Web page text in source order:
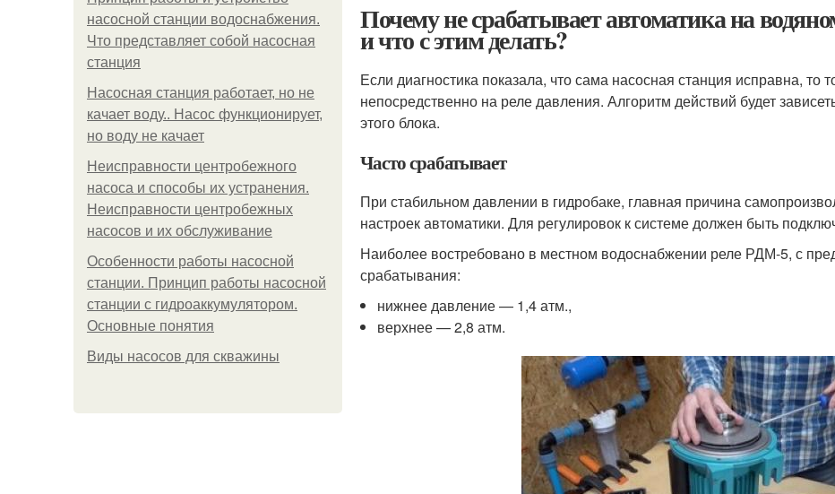
насосной станции водоснабжения.
Что представляет собой насосная
станция
Насосная станция работает, но не
качает воду.. Насос функционирует,
но воду не качает
Неисправности центробежного
насоса и способы их устранения.
Неисправности центробежных
насосов и их обслуживание
Особенности работы насосной
станции. Принцип работы насосной
станции с гидроаккумулятором.
Основные понятия
Виды насосов для скважины
Почему не срабатывает автоматика на
и что с этим делать?
Если диагностика показала, что сама насосная станция исправна, то
непосредственно на реле давления. Алгоритм действий будет
этого блока.
Часто срабатывает
При стабильном давлении в гидробаке, главная причина
настроек автоматики. Для регулировок к системе должен быть
Наиболее востребовано в местном водоснабжении реле РДМ-5, с
срабатывания:
нижнее давление — 1,4 атм.,
верхнее — 2,8 атм.